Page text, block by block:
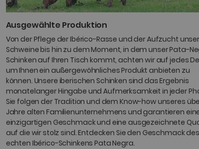
Ausgewählte Produktion
Von der Pflege der Ibérico-Rasse und der Aufzucht
Schweine bis hin zu dem Moment, in dem unser Pata-
Schinken auf Ihren Tisch kommt, achten wir auf jedes
um Ihnen ein außergewöhnliches Produkt anbieten zu
können. Unsere iberischen Schinken sind das Ergebnis
monatelanger Hingabe und Aufmerksamkeit in jeder
Sie folgen der Tradition und dem Know-how unseres
Jahre alten Familienunternehmens und garantieren
einzigartigen Geschmack und eine ausgezeichnete
auf die wir stolz sind. Entdecken Sie den Geschmack des
echten Ibérico-Schinkens Pata Negra.